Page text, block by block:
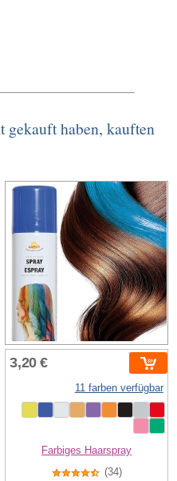
gekauft haben, kauften
3,20 €
11 farben verfügbar
Farbiges Haarspray
(34)